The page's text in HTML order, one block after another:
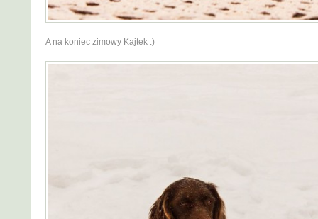
A na koniec zimowy Kajtek :)